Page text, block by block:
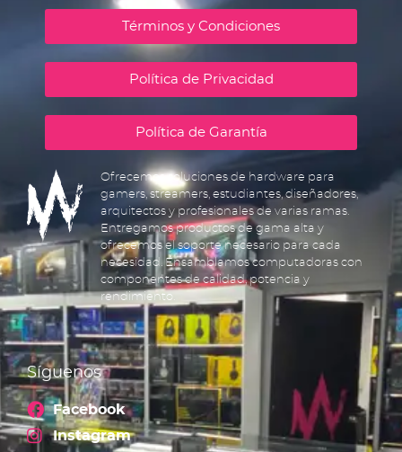
Términos y Condiciones
Política de Privacidad
Política de Garantía
Ofrecemos soluciones de hardware para
gamers, streamers, estudiantes, diseñadores,
arquitectos y profesionales de varias ramas.
Entregamos productos de gama alta y
ofrecemos el soporte necesario para cada
necesidad. Ensamblamos computadoras con
componentes de calidad, potencia y
rendimiento.
Síguenos
Facebook
Instagram